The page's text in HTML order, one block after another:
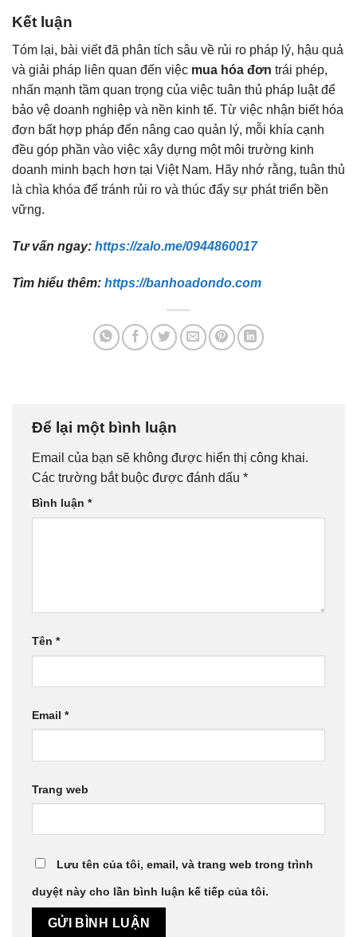
Kết luận
Tóm lại, bài viết đã phân tích sâu về rủi ro pháp lý, hậu quả
và giải pháp liên quan đến việc mua hóa đơn trái phép,
nhấn mạnh tầm quan trọng của việc tuân thủ pháp luật để
bảo vệ doanh nghiệp và nền kinh tế. Từ việc nhận biết hóa
đơn bất hợp pháp đến nâng cao quản lý, mỗi khía cạnh
đều góp phần vào việc xây dựng một môi trường kinh
doanh minh bạch hơn tại Việt Nam. Hãy nhớ rằng, tuân thủ
là chìa khóa để tránh rủi ro và thúc đẩy sự phát triển bền
vững.
Tư vấn ngay: https://zalo.me/0944860017
Tìm hiểu thêm: https://banhoadondo.com
Để lại một bình luận
Email của bạn sẽ không được hiển thị công khai.
Các trường bắt buộc được đánh dấu *
Bình luận *
Tên *
Email *
Trang web
Lưu tên của tôi, email, và trang web trong trình
duyệt này cho lần bình luận kế tiếp của tôi.